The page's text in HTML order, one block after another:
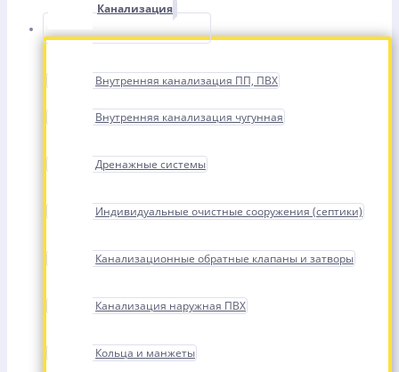
Канализация
Внутренняя канализация ПП, ПВХ
Внутренняя канализация чугунная
Дренажные системы
Индивидуальные очистные сооружения (септики)
Канализационные обратные клапаны и затворы
Канализация наружная ПВХ
Кольца и манжеты